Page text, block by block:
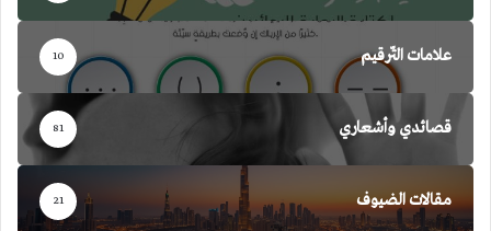
علامات التّرقيم 10
قصائدي وأشعاري 81
مقالات الضيوف 21